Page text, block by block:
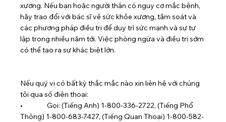
xương. Nếu bạn hoặc người thân có nguy cơ mắc bệnh,
hãy trao đổi với bác sĩ về sức khỏe xương, tầm soát và
các phương pháp điều trị để duy trì sức mạnh và sự tự
lập trong nhiều năm tới. Việc phòng ngừa và điều trị sớm
có thể tạo ra sự khác biệt lớn.
Nếu quý vị có bất kỳ thắc mắc nào xin liên hệ với chúng
tôi qua số điện thoại:
•                Gọi: (Tiếng Anh) 1-800-336-2722, (Tiếng Phổ
Thông) 1-800-683-7427, (Tiếng Quan Thoại) 1-800-582-